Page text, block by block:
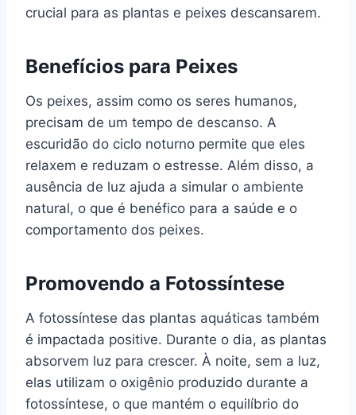
crucial para as plantas e peixes descansarem.
Benefícios para Peixes
Os peixes, assim como os seres humanos,
precisam de um tempo de descanso. A
escuridão do ciclo noturno permite que eles
relaxem e reduzam o estresse. Além disso, a
ausência de luz ajuda a simular o ambiente
natural, o que é benéfico para a saúde e o
comportamento dos peixes.
Promovendo a Fotossíntese
A fotossíntese das plantas aquáticas também
é impactada positive. Durante o dia, as plantas
absorvem luz para crescer. À noite, sem a luz,
elas utilizam o oxigênio produzido durante a
fotossíntese, o que mantém o equilíbrio do